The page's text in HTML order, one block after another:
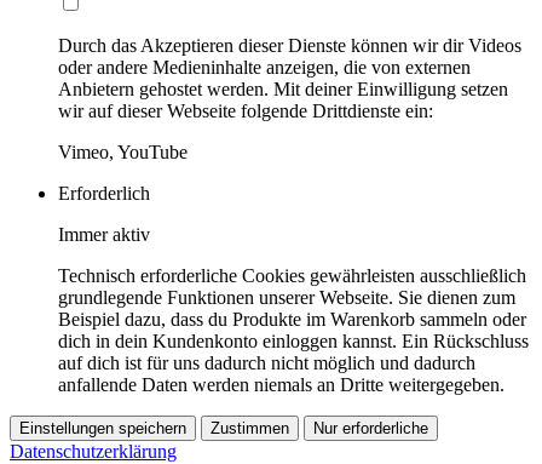
Durch das Akzeptieren dieser Dienste können wir dir Videos
oder andere Medieninhalte anzeigen, die von externen
Anbietern gehostet werden. Mit deiner Einwilligung setzen
wir auf dieser Webseite folgende Drittdienste ein:
Vimeo, YouTube
Erforderlich
Immer aktiv
Technisch erforderliche Cookies gewährleisten ausschließlich
grundlegende Funktionen unserer Webseite. Sie dienen zum
Beispiel dazu, dass du Produkte im Warenkorb sammeln oder
dich in dein Kundenkonto einloggen kannst. Ein Rückschluss
auf dich ist für uns dadurch nicht möglich und dadurch
anfallende Daten werden niemals an Dritte weitergegeben.
Einstellungen speichern Zustimmen Nur erforderliche
Datenschutzerklärung